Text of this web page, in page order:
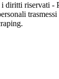
riservati -